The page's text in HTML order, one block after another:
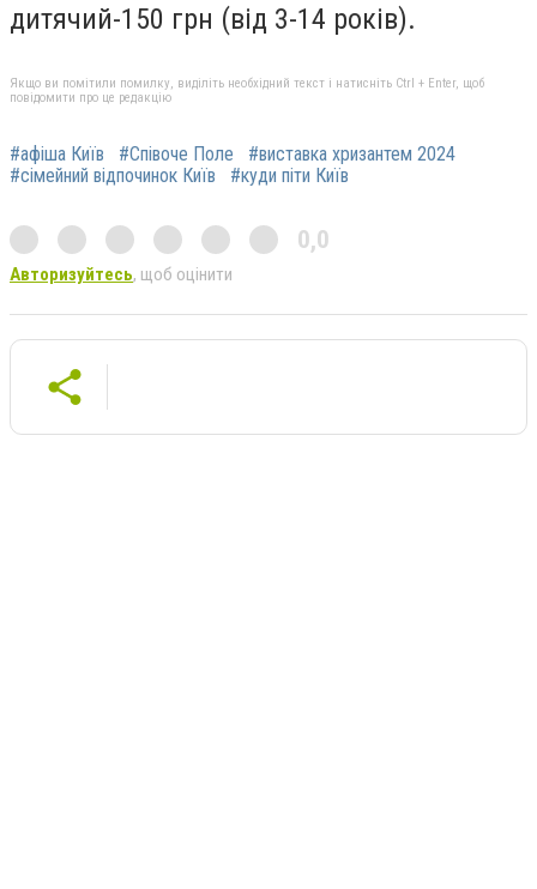
дитячий-150 грн (від 3-14 років).
Якщо ви помітили помилку, виділіть необхідний текст і натисніть Ctrl + Enter, щоб
повідомити про це редакцію
#афіша Київ #Співоче Поле
#виставка хризантем 2024
#сімейний відпочинок Київ
#куди піти Київ
0,0
Авторизуйтесь, щоб оцінити